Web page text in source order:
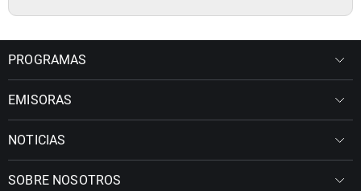
PROGRAMAS
EMISORAS
NOTICIAS
SOBRE NOSOTROS